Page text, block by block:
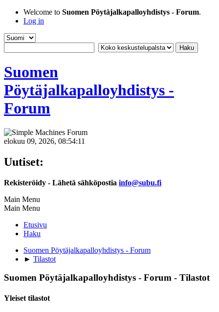
Welcome to Suomen Pöytäjalkapalloyhdistys - Forum.
Log in
Suomen
Pöytäjalkapalloyhdistys -
Forum
elokuu 09, 2026, 08:54:11
Uutiset:
Rekisteröidy - Lähetä sähköpostia info@subu.fi
Main Menu
Main Menu
Etusivu
Haku
Suomen Pöytäjalkapalloyhdistys - Forum
► Tilastot
Suomen Pöytäjalkapalloyhdistys - Forum - Tilastot
Yleiset tilastot